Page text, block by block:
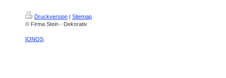
Druckversion | Sitemap
© Firma Stein - Dekorativ
IONOS